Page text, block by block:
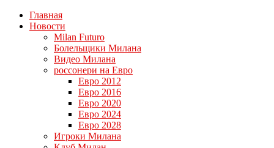
Главная
Новости
Milan Futuro
Болельщики Милана
Видео Милана
россонери на Евро
Евро 2012
Евро 2016
Евро 2020
Евро 2024
Евро 2028
Игроки Милана